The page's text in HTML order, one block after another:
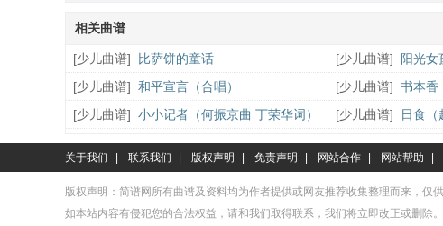
相关曲谱
[少儿曲谱] 比萨饼的童话 [少儿曲谱] 阳光女
[少儿曲谱] 和平宣言（合唱） [少儿曲谱] 书本香
[少儿曲谱] 小小记者（何振京曲 丁荣华词） [少儿曲谱] 日食（
关于我们 联系我们 版权声明 免责声明 网站合作 网站帮助
版权声明：简谱网所有曲谱及资料均为作者提供或网友推荐收集整理而来，仅
如本站内容有侵犯您的合法权益，请和我们取得联系，我们将立即改正或删除。